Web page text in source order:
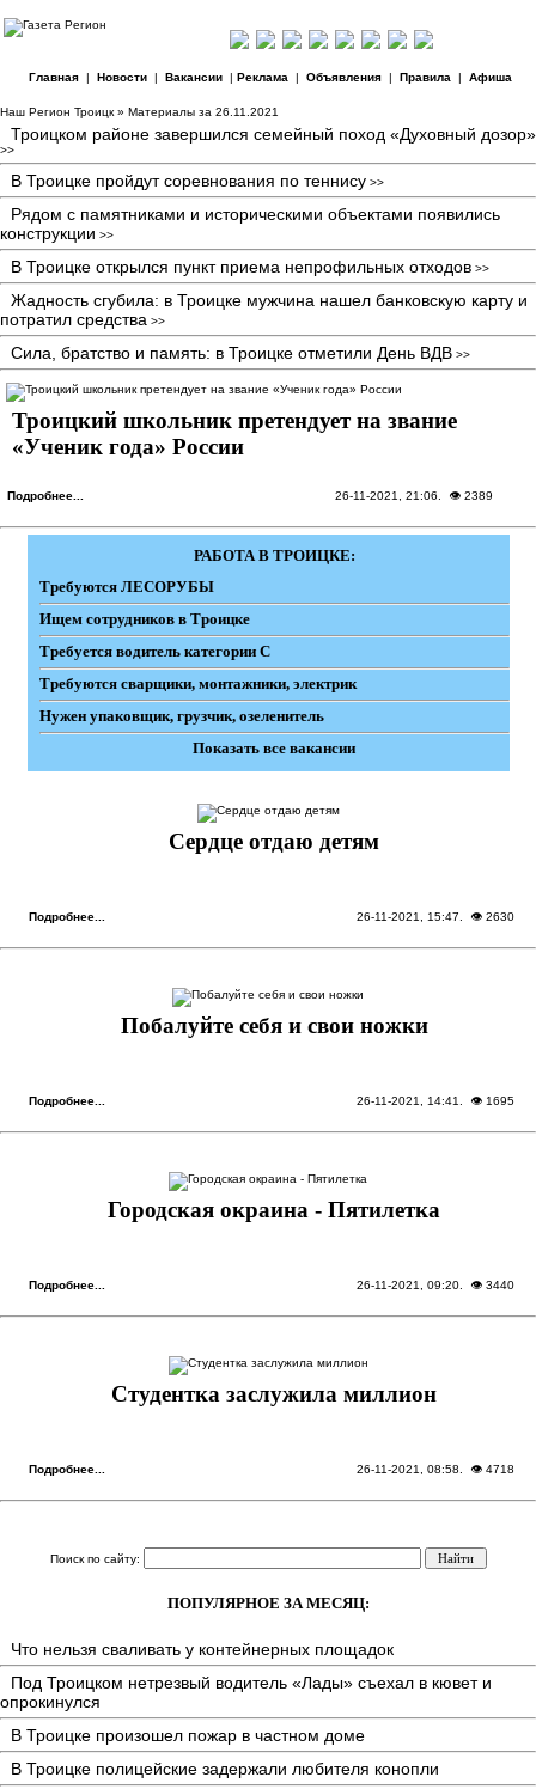
Главная| Новости| Вакансии| Реклама | Объявления| Правила | Афиша
Наш Регион Троицк » Материалы за 26.11.2021
Троицком районе завершился семейный поход «Духовный дозор»
>>
В Троицке пройдут соревнования по теннису >>
Рядом с памятниками и историческими объектами появились
конструкции >>
В Троицке открылся пункт приема непрофильных отходов >>
Жадность сгубила: в Троицке мужчина нашел банковскую карту и
потратил средства >>
Сила, братство и память: в Троицке отметили День ВДВ >>
Троицкий школьник претендует на звание
«Ученик года» России
Подробнее... 26-11-2021, 21:06 . 👁 2389
РАБОТА В ТРОИЦКЕ:
Требуются ЛЕСОРУБЫ
Ищем сотрудников в Троицке
Требуется водитель категории С
Требуются сварщики, монтажники, электрик
Нужен упаковщик, грузчик, озеленитель
Показать все вакансии
Сердце отдаю детям
Подробнее... 26-11-2021, 15:47 . 👁 2630
Побалуйте себя и свои ножки
Подробнее... 26-11-2021, 14:41 . 👁 1695
Городская окраина - Пятилетка
Подробнее... 26-11-2021, 09:20 . 👁 3440
Студентка заслужила миллион
Подробнее... 26-11-2021, 08:58 . 👁 4718
Поиск по сайту:
ПОПУЛЯРНОЕ ЗА МЕСЯЦ:
Что нельзя сваливать у контейнерных площадок
Под Троицком нетрезвый водитель «Лады» съехал в кювет и
опрокинулся
В Троицке произошел пожар в частном доме
В Троицке полицейские задержали любителя конопли